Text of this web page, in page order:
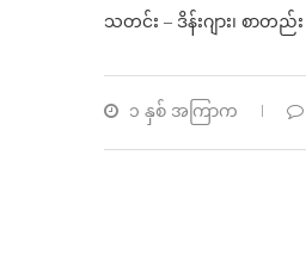
သတင်း – ဒိန်းဂျား၊ စာတည်
၁ နှစ် အကြာက